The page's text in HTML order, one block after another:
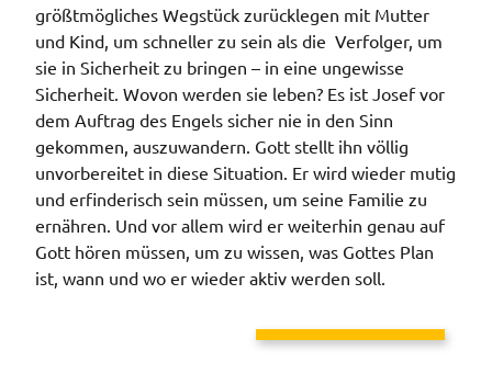
größtmögliches Wegstück zurücklegen mit Mutter
und Kind, um schneller zu sein als die Verfolger, um
sie in Sicherheit zu bringen – in eine ungewisse
Sicherheit. Wovon werden sie leben? Es ist Josef vor
dem Auftrag des Engels sicher nie in den Sinn
gekommen, auszuwandern. Gott stellt ihn völlig
unvorbereitet in diese Situation. Er wird wieder mutig
und erfinderisch sein müssen, um seine Familie zu
ernähren. Und vor allem wird er weiterhin genau auf
Gott hören müssen, um zu wissen, was Gottes Plan
ist, wann und wo er wieder aktiv werden soll.